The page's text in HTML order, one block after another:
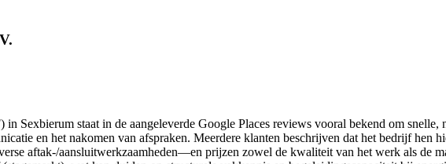
Sexbierum staat in de aangeleverde Google Places reviews vooral bekend om
en het nakomen van afspraken. Meerdere klanten beschrijven dat het bedrijf hen
aftak-/aansluitwerkzaamheden—en prijzen zowel de kwaliteit van het werk als de